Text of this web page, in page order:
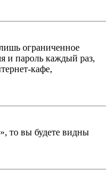
ограниченное
и пароль каждый раз,
кафе,
то вы будете видны